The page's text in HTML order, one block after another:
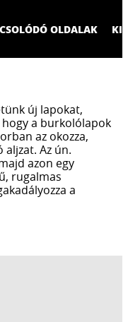
OLDALAK
új lapokat,
a burkolólapok
az okozza,
Az ún.
azon egy
rugalmas
a